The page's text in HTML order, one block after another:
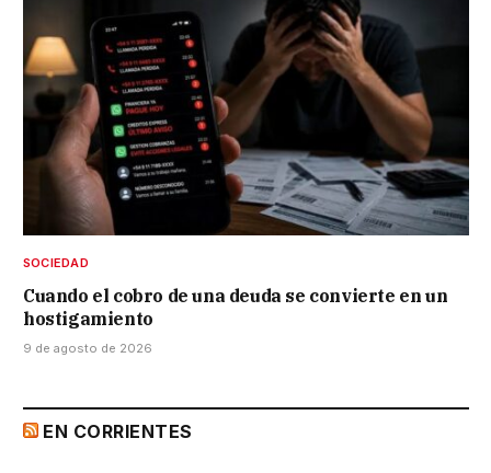
SOCIEDAD
Cuando el cobro de una deuda se convierte en un
hostigamiento
9 de agosto de 2026
EN CORRIENTES